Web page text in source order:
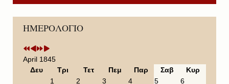
ΗΜΕΡΟΛΟΓΙΟ
P
r
v
i
P
r
v
i
o
N
e
t
Y
e
N
e
t
M
April 1845
Δευ
Τρι Τετ Πεμ Παρ Σαβ
Κυρ
1
2 3 4 5 6